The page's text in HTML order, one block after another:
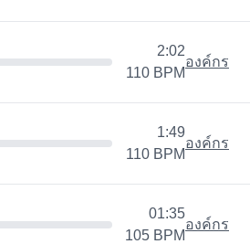
2:02
110 BPM
องค์กร
1:49
110 BPM
องค์กร
01:35
105 BPM
องค์กร